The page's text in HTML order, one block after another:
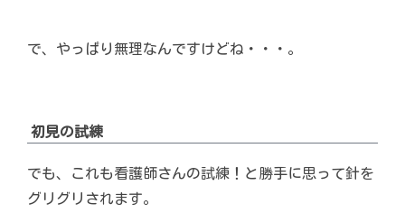
で、やっぱり無理なんですけどね・・・。
初見の試練
でも、これも看護師さんの試練！と勝手に思って針を
グリグリされます。